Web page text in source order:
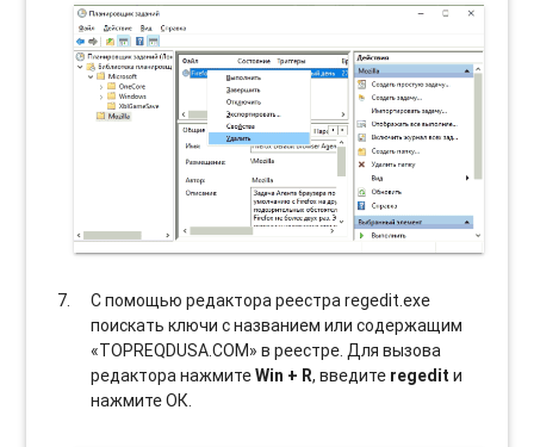
С помощью редактора реестра regedit.exe
поискать ключи с названием или содержащим
«TOPREQDUSA.COM» в реестре. Для вызова
редактора нажмитеWin + R, введите regedit и
нажмите ОК.